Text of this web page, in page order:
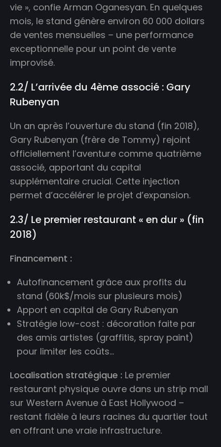
vie », confie Arman Oganesyan. En quelques
mois, le stand génère environ 60 000 dollars
de ventes mensuelles – une performance
exceptionnelle pour un point de vente
improvisé.
2.2/ L’arrivée du 4ème associé : Gary
Rubenyan
Un an après l’ouverture du stand (fin 2018),
Gary Rubenyan (frère de Tommy) rejoint
officiellement l’aventure comme quatrième
associé, apportant du capital
supplémentaire crucial. Cette injection
permet d’accélérer le projet d’expansion.
2.3/ Le premier restaurant « en dur » (fin
2018)
Financement :
Autofinancement grâce aux profits du
stand (60k$/mois sur plusieurs mois)
Apport en capital de Gary Rubenyan
Stratégie low-cost : décoration faite par
des amis artistes (graffitis, spray paint)
pour limiter les coûts…
Localisation stratégique : Le premier
restaurant physique ouvre dans un strip mall
sur Western Avenue à East Hollywood –
restant fidèle à leurs racines du quartier tout
en offrant une vraie infrastructure.